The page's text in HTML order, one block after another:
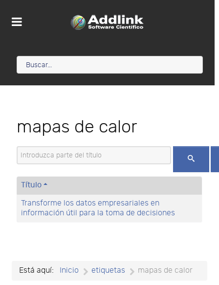
mapas de calor
Introduzca parte del título
Título
Transforme los datos empresariales en
información útil para la toma de decisiones
Está aquí: Inicio etiquetas mapas de calor